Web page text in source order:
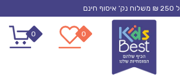
0
0